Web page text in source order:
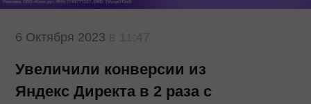
6 Октября 2023
Увеличили конверсии из
Яндекс Директа в 2 раза с